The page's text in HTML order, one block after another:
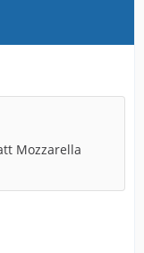
Mozzarella